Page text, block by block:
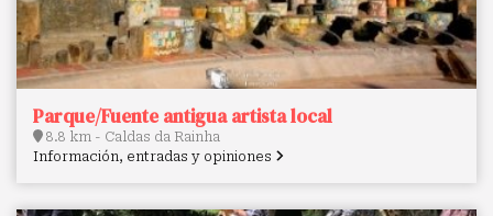
Parque/Fuente antigua artista local
8.8 km - Caldas da Rainha
Información, entradas y opiniones